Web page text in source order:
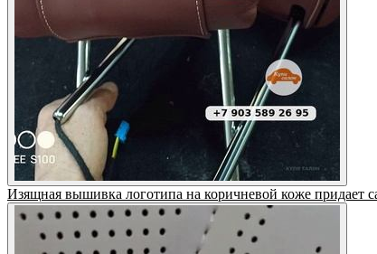
Изящная вышивка логотипа на коричневой коже придает